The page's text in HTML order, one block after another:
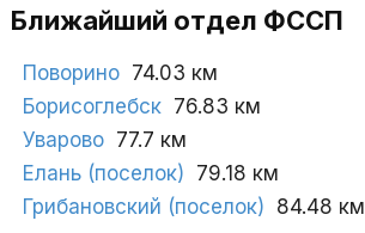
Ближайший отдел ФССП
Поворино 74.03 км
Борисоглебск 76.83 км
Уварово 77.7 км
Елань (поселок) 79.18 км
Грибановский (поселок) 84.48 км